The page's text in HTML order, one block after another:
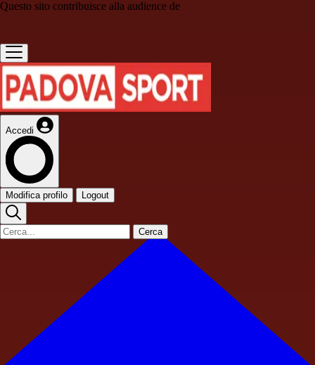
Questo sito contribuisce alla audience de
Accedi
Modifica profilo Logout
Cerca